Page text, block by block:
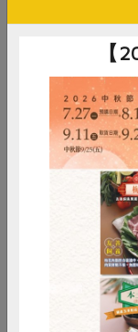
產品說明
調理方式
雞蛋
【